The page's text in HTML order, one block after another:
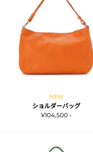
NEW
ショルダーバッグ
¥104,500 -